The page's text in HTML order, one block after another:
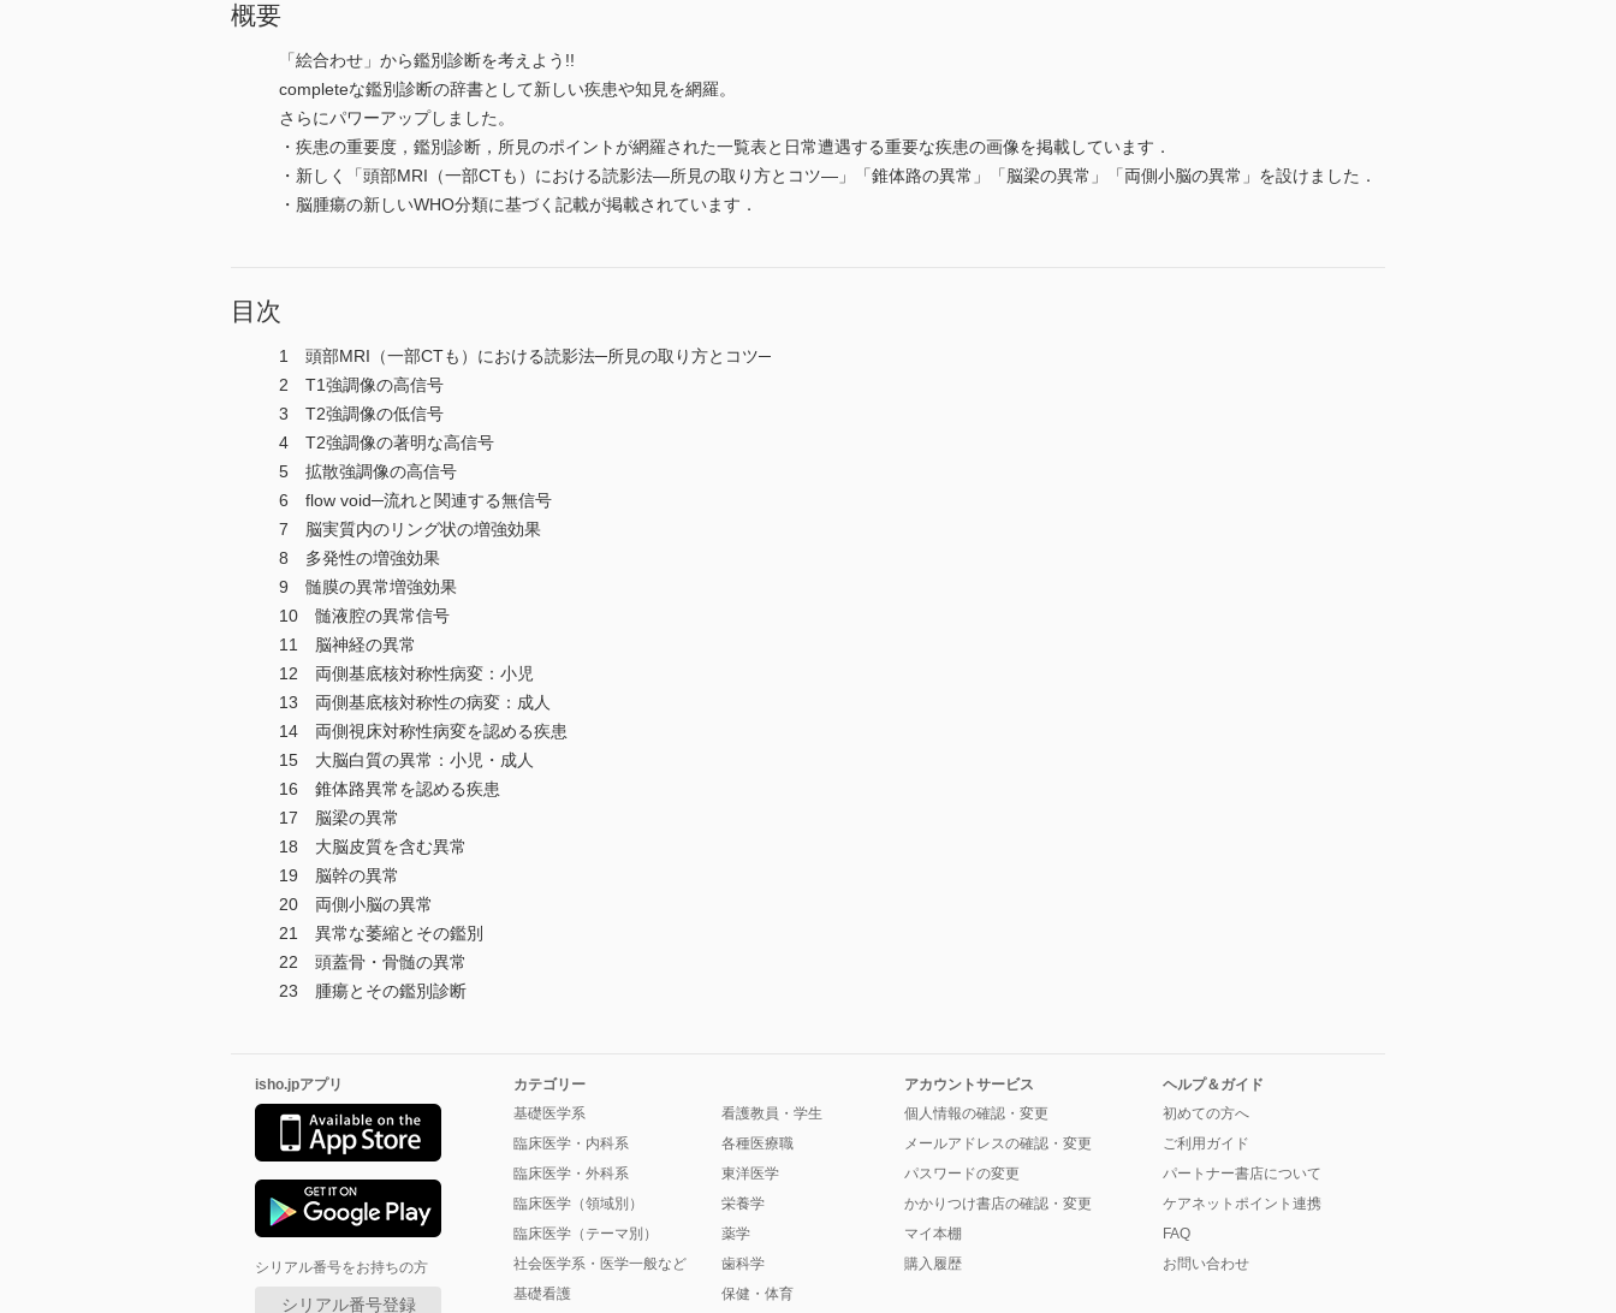
概要
「絵合わせ」から鑑別診断を考えよう!!
completeな鑑別診断の辞書として新しい疾患や知見を網羅。
さらにパワーアップしました。
・疾患の重要度，鑑別診断，所見のポイントが網羅された一覧表と日常遭遇する重要な疾患の画像を掲載しています．
・新しく「頭部MRI（一部CTも）における読影法―所見の取り方とコツ―」「錐体路の異常」「脳梁の異常」「両側小脳の異常」を設けました．
・脳腫瘍の新しいWHO分類に基づく記載が掲載されています．
目次
1 頭部MRI（一部CTも）における読影法─所見の取り方とコツ─
2 T1強調像の高信号
3 T2強調像の低信号
4 T2強調像の著明な高信号
5 拡散強調像の高信号
6 flow void─流れと関連する無信号
7 脳実質内のリング状の増強効果
8 多発性の増強効果
9 髄膜の異常増強効果
10 髄液腔の異常信号
11 脳神経の異常
12 両側基底核対称性病変：小児
13 両側基底核対称性の病変：成人
14 両側視床対称性病変を認める疾患
15 大脳白質の異常：小児・成人
16 錐体路異常を認める疾患
17 脳梁の異常
18 大脳皮質を含む異常
19 脳幹の異常
20 両側小脳の異常
21 異常な萎縮とその鑑別
22 頭蓋骨・骨髄の異常
23 腫瘍とその鑑別診断
isho.jpアプリ
シリアル番号をお持ちの方
シリアル番号登録
カテゴリー
基礎医学系
臨床医学・内科系
臨床医学・外科系
臨床医学（領域別）
臨床医学（テーマ別）
社会医学系・医学一般など
基礎看護
看護教員・学生
各種医療職
東洋医学
栄養学
薬学
歯科学
保健・体育
アカウントサービス
個人情報の確認・変更
メールアドレスの確認・変更
パスワードの変更
かかりつけ書店の確認・変更
マイ本棚
購入履歴
ヘルプ＆ガイド
初めての方へ
ご利用ガイド
パートナー書店について
ケアネットポイント連携
FAQ
お問い合わせ